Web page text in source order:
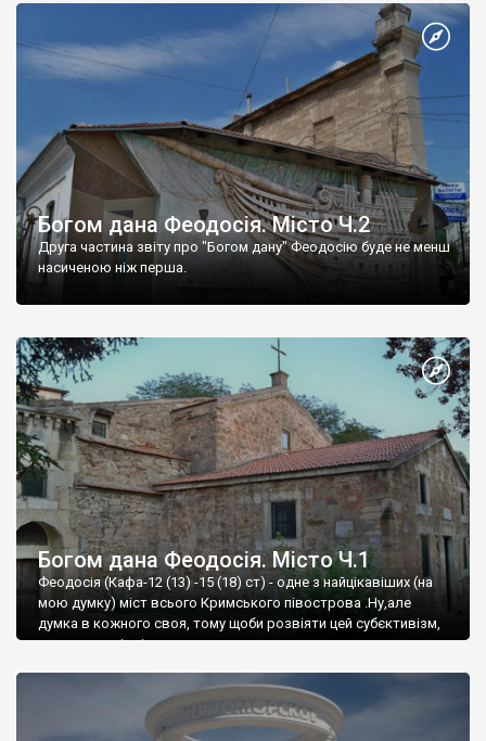
Богом дана Феодосія. Місто Ч.2
Друга частина звіту про "Богом дану" Феодосію буде не менш
насиченою ніж перша.
Богом дана Феодосія. Місто Ч.1
Феодосія (Кафа-12 (13) -15 (18) ст) - одне з найцікавіших (на
мою думку) міст всього Кримського півострова .Ну,але
думка в кожного своя, тому щоби розвіяти цей субєктивізм,
запрошую відвідати це